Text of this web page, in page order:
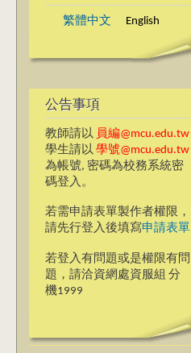
繁體中文 English
公告事項
教師請以 員編@mcu.edu.tw
學生請以 學號@mcu.edu.tw
為帳號, 密碼為校務系統密
碼登入。
若需申請表單製作者權限，
請先行登入後填寫申請表單
若登入有問題或是權限有問
題，請洽資網處資服組 分
機1999